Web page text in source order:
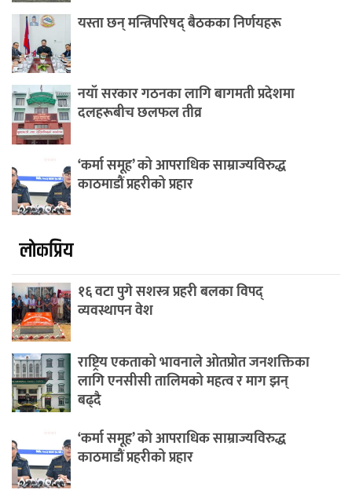
यस्ता छन् मन्त्रिपरिषद् बैठकका निर्णयहरू
नयाँ सरकार गठनका लागि बागमती प्रदेशमा
दलहरूबीच छलफल तीव्र
‘कर्मा समूह’ को आपराधिक साम्राज्यविरुद्ध
काठमाडौं प्रहरीको प्रहार
लाेकप्रिय
१६ वटा पुगे सशस्त्र प्रहरी बलका विपद्
व्यवस्थापन वेश
राष्ट्रिय एकताको भावनाले ओतप्रोत जनशक्तिका
लागि एनसीसी तालिमको महत्व र माग झन्
बढ्दै
‘कर्मा समूह’ को आपराधिक साम्राज्यविरुद्ध
काठमाडौं प्रहरीको प्रहार